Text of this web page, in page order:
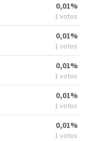
0,01%
1 votos
0,01%
1 votos
0,01%
1 votos
0,01%
1 votos
0,01%
1 votos